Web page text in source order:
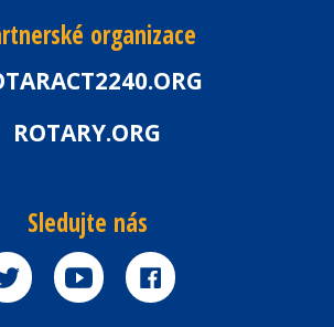
organizace
ROTARY.ORG
Sledujte nás